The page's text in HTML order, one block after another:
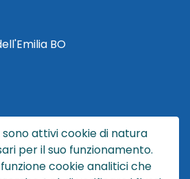
BO
sono attivi cookie di natura
per il suo funzionamento.
cookie analitici che